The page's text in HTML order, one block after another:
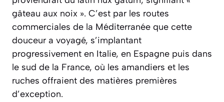
gâteau aux noix ». C’est par les routes
commerciales de la Méditerranée que cette
douceur a voyagé, s’implantant
progressivement en Italie, en Espagne puis dans
le sud de la France, où les amandiers et les
ruches offraient des matières premières
d’exception.